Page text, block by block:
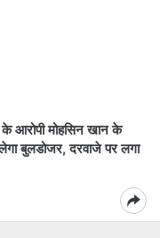
आरोपी मोहसिन खान के
बुलडोजर, दरवाजे पर लगा